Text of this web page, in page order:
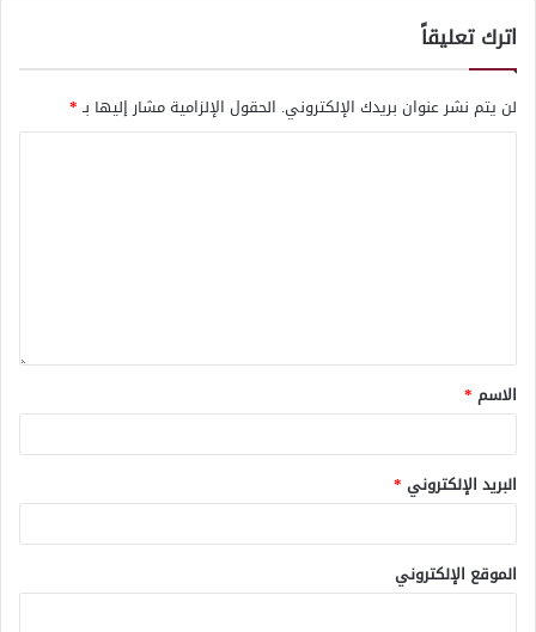
اترك تعليقاً
لن يتم نشر عنوان بريدك الإلكتروني. الحقول الإلزامية مشار إليها بـ*
الاسم *
البريد الإلكتروني *
الموقع الإلكتروني